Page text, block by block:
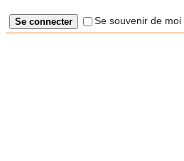
Se souvenir de moi